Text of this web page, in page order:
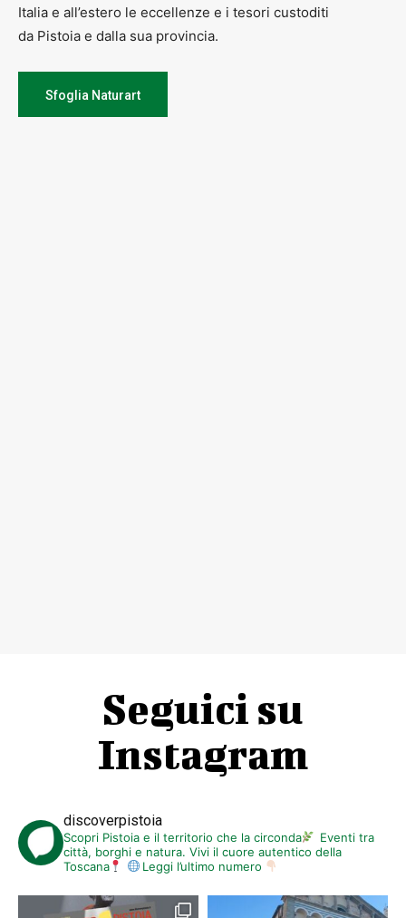
Italia e all’estero le eccellenze e i tesori custoditi
da Pistoia e dalla sua provincia.
Sfoglia Naturart
Seguici su
Instagram
discoverpistoia
Scopri Pistoia e il territorio che la circonda
Eventi tra
città, borghi e natura. Vivi il cuore autentico della
Toscana
Leggi l’ultimo numero